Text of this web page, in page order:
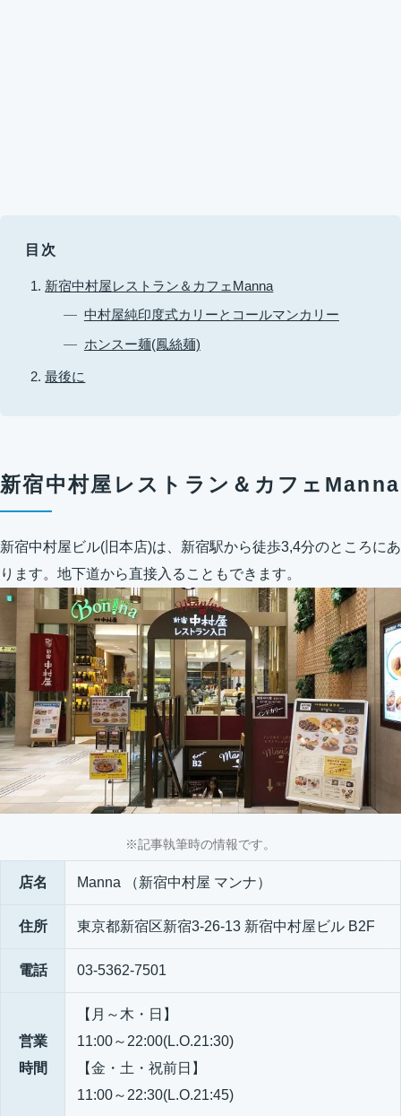
目次
新宿中村屋レストラン＆カフェManna
中村屋純印度式カリーとコールマンカリー
ホンスー麺(鳳絲麺)
最後に
新宿中村屋レストラン＆カフェManna
新宿中村屋ビル(旧本店)は、新宿駅から徒歩3,4分のところにあ
ります。地下道から直接入ることもできます。
※記事執筆時の情報です。
店名 Manna （新宿中村屋 マンナ）
住所 東京都新宿区新宿3-26-13 新宿中村屋ビル B2F
電話 03-5362-7501
営業
時間
【月～木・日】
11:00～22:00(L.O.21:30)
【金・土・祝前日】
11:00～22:30(L.O.21:45)